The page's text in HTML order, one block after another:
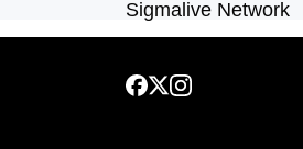
Sigmalive Network